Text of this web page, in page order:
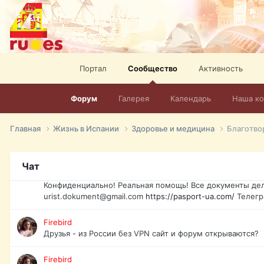
Портал Сообщество
Форум Галерея Календарь Наша
Активность
Главная Жизнь в Испании Здоровье и медицина
Чат
elevision-in-spain.html Тел: +972-526-384-339
David16
Книги
David16
Подскажите пожалуйста, как удалить свой аккаунт из
Если Вы попали в трудную ситуацию и возникла
Конфиденциально! Реальная помощь! Все документы
urist.dokument@gmail.com https://pasport-ua.com/
Firebird
Друзья - из России без VPN сайт и форум открываются?
Firebird